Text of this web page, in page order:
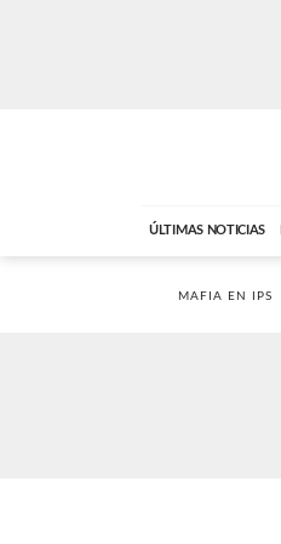
ÚLTIMAS NOTICIAS
MAFIA EN IPS